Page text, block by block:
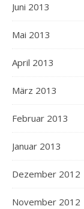
Juni 2013
Mai 2013
April 2013
März 2013
Februar 2013
Januar 2013
Dezember 2012
November 2012